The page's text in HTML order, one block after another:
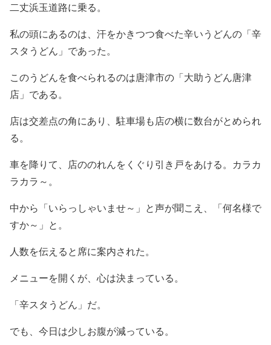
二丈浜玉道路に乗る。
私の頭にあるのは、汗をかきつつ食べた辛いうどんの「辛
スタうどん」であった。
このうどんを食べられるのは唐津市の「大助うどん唐津
店」である。
店は交差点の角にあり、駐車場も店の横に数台がとめられ
る。
車を降りて、店ののれんをくぐり引き戸をあける。カラカ
ラカラ～。
中から「いらっしゃいませ～」と声が聞こえ、「何名様で
すか～」と。
人数を伝えると席に案内された。
メニューを開くが、心は決まっている。
「辛スタうどん」だ。
でも、今日は少しお腹が減っている。